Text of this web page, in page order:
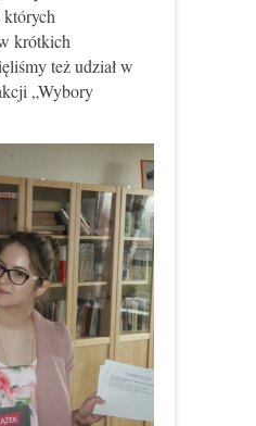
krótkich
też udział w
„Wybory